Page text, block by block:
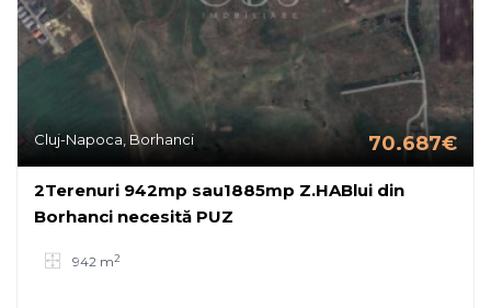
Cluj-Napoca, Borhanci 70.687€
2Terenuri 942mp sau1885mp Z.HABlui din
Borhanci necesită PUZ
942 m2